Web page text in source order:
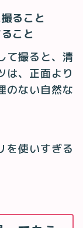
ること
こと
て撮ると、清
は、正面より
のない自然な
を使いすぎる